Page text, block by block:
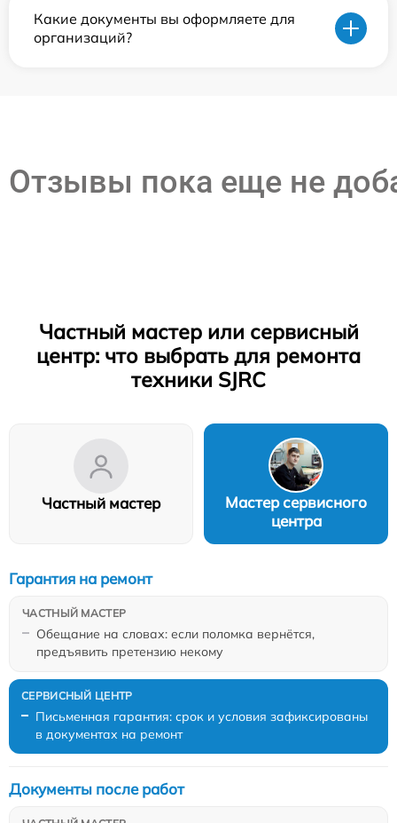
Какие документы вы оформляете для
организаций?
Отзывы пока еще не
Частный мастер или сервисный
центр: что выбрать для ремонта
техники SJRC
Частный мастер
Мастер сервисного
центра
Обещание на словах: если поломка вернётся,
предъявить претензию некому
Гарантия на ремонт
Письменная гарантия: срок и условия зафиксированы
в документах на ремонт
Документы после работ